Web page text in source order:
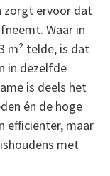
zorgt ervoor dat
Waar in
m² telde, is dat
in dezelfde
is deels het
én de hoge
efficiënter, maar
met